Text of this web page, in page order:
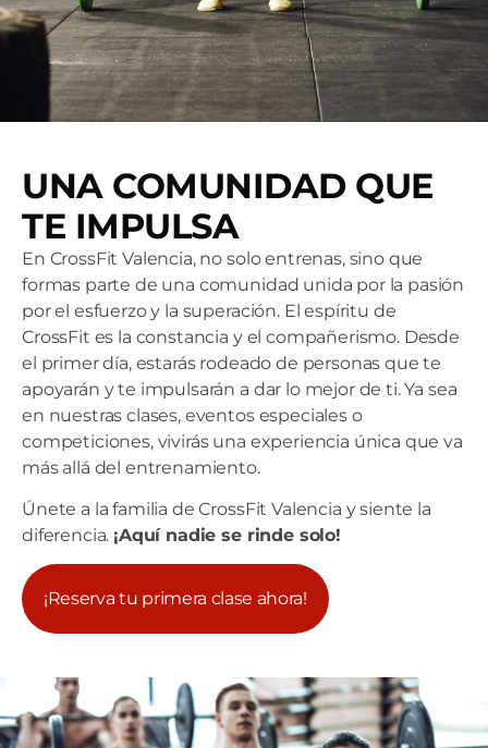
UNA COMUNIDAD QUE
TE IMPULSA
En CrossFit Valencia, no solo entrenas, sino que
formas parte de una comunidad unida por la pasión
por el esfuerzo y la superación. El espíritu de
CrossFit es la constancia y el compañerismo. Desde
el primer día, estarás rodeado de personas que te
apoyarán y te impulsarán a dar lo mejor de ti. Ya sea
en nuestras clases, eventos especiales o
competiciones, vivirás una experiencia única que va
más allá del entrenamiento.
Únete a la familia de CrossFit Valencia y siente la
diferencia.¡Aquí nadie se rinde solo!
¡Reserva tu primera clase ahora!